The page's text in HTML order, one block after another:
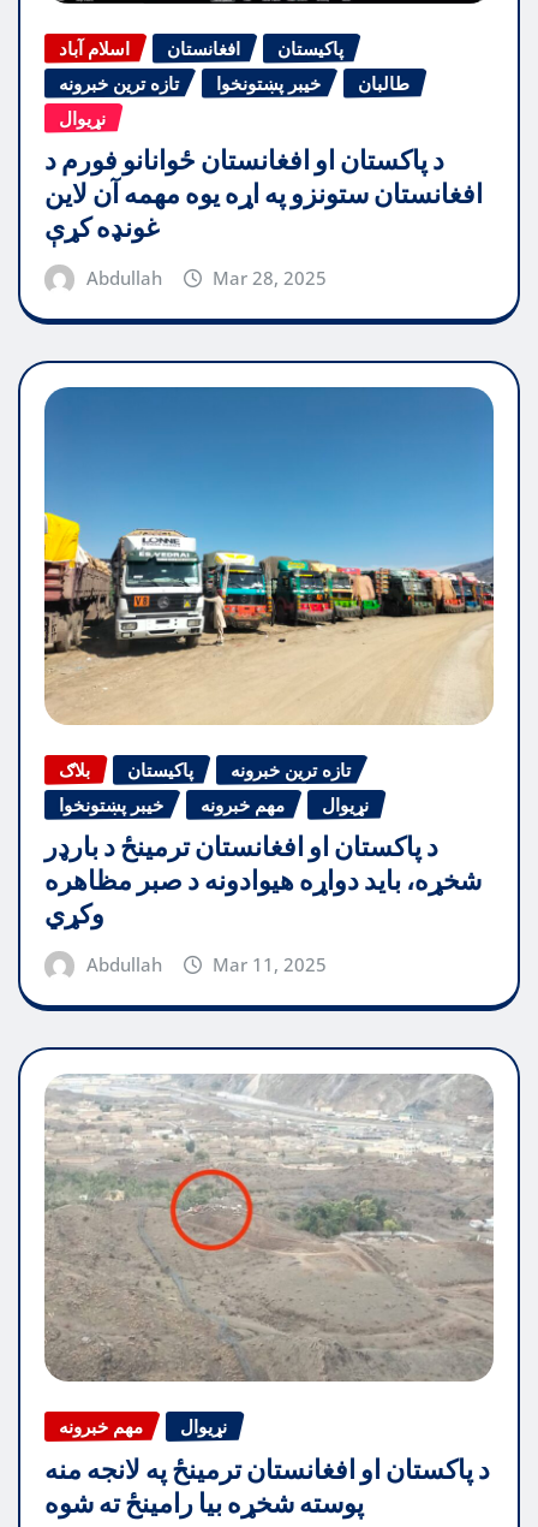
اسلام آباد افغانستان
پاکیستان
تازه ترین خبرونه
خیبر پښتونخوا
طالبان
نړیوال
د پاکستان او افغانستان ځوانانو فورم د
افغانستان ستونزو په اړه یوه مهمه آن لاین
غونډه کړې
Abdullah Mar 28, 2025
بلاګ پاکیستان
تازه ترین خبرونه
خیبر پښتونخوا
مهم خبرونه نړیوال
د پاکستان او افغانستان ترمینځ د بارډر
شخړه، باید دواړه هیوادونه د صبر مظاهره
وکړي
Abdullah Mar 11, 2025
مهم خبرونه نړیوال
د پاکستان او افغانستان ترمینځ په لانجه منه
پوسته شخړه بیا رامینځ ته شوه